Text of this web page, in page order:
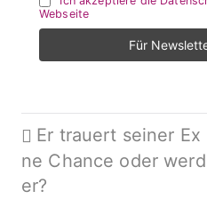
Webseite
Er trauert seiner
ne Chance oder
er?